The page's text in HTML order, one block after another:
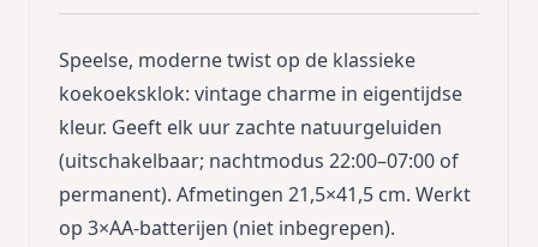
Speelse, moderne twist op de klassieke
koekoeksklok: vintage charme in eigentijdse
kleur. Geeft elk uur zachte natuurgeluiden
(uitschakelbaar; nachtmodus 22:00–07:00 of
permanent). Afmetingen 21,5×41,5 cm. Werkt
op 3×AA-batterijen (niet inbegrepen).